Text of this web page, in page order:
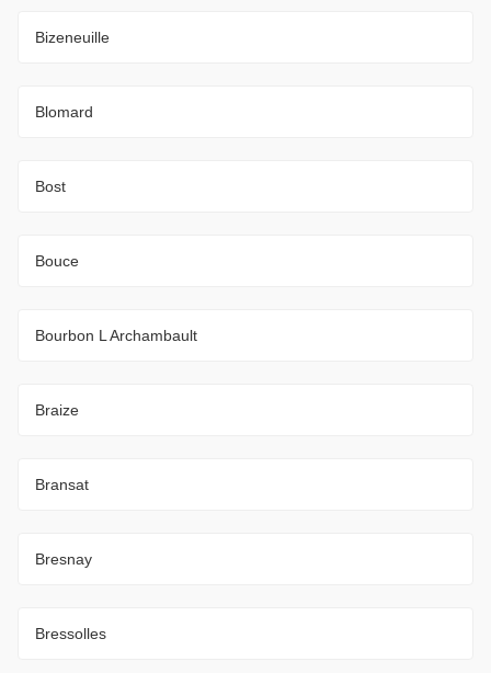
Bizeneuille
Blomard
Bost
Bouce
Bourbon L Archambault
Braize
Bransat
Bresnay
Bressolles